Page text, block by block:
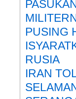
PUSING
RUSIA
IRAN